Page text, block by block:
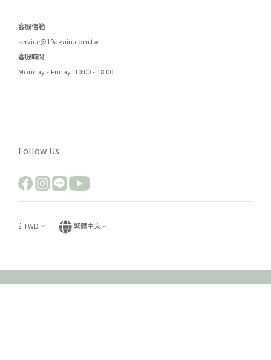
客服信箱
service@19again.com.tw
客服時間
Monday - Friday 10:00 - 18:00
Follow Us
$ TWD 繁體中文